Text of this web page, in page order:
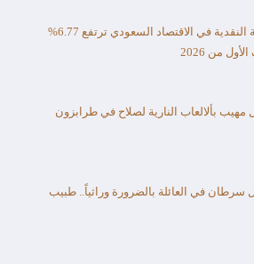
السيولة النقدية في الاقتصاد السعودي ترتفع 6.77%
من 2026
مهيب بألالعاب النارية لصلاح في طرابزون
في العائلة بالضرورة وراثياً.. طبيب